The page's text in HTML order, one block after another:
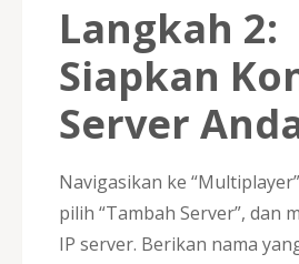
Langkah 2:
Siapkan
Server
Navigasikan ke
pilih “Tambah Server”, dan
IP server. Berikan nama